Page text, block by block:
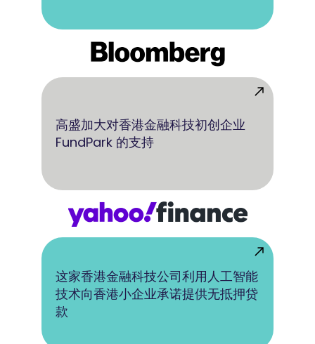
高盛加大对香港金融科技初创企业
FundPark 的支持
这家香港金融科技公司利用人工智能
技术向香港小企业承诺提供无抵押贷
款